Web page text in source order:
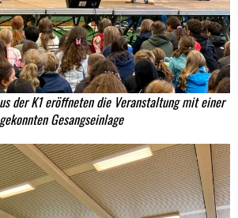
der K1 eröffneten die Veranstaltung mit einer
gekonnten Gesangseinlage